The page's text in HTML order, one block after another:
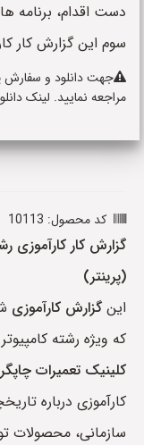
دست اقدام، برنامه
سوم این گزارش کار
جهت دانلود و سفارش
مراجعه نمایید. لینک
کد محصول: 10113
گزارش کار کارآموزی
(پرینتر)
این گزارش کارآموزی
که ویژه رشته
کلینیک تعمیرات چاپگر
کارآموزی درباره
سازمانی، محصولات